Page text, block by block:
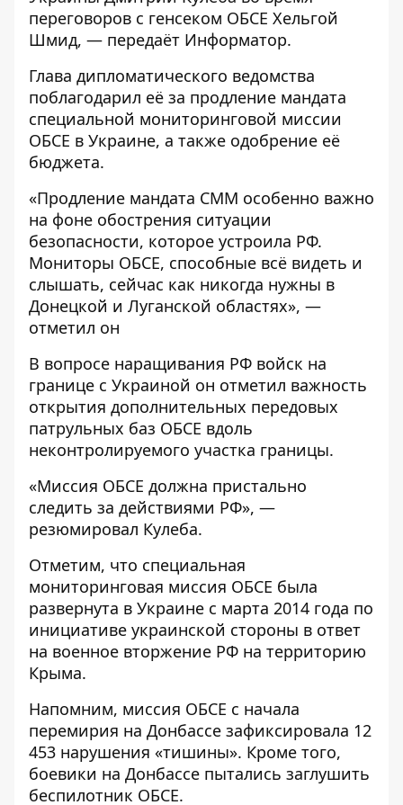
переговоров с генсеком ОБСЕ Хельгой
Шмид, — передаёт Информатор.
Глава дипломатического ведомства
поблагодарил её за продление мандата
специальной мониторинговой миссии
ОБСЕ в Украине, а также одобрение её
бюджета.
«Продление мандата СММ особенно важно
на фоне обострения ситуации
безопасности, которое устроила РФ.
Мониторы ОБСЕ, способные всё видеть и
слышать, сейчас как никогда нужны в
Донецкой и Луганской областях», —
отметил он
В вопросе наращивания РФ войск на
границе с Украиной он отметил важность
открытия дополнительных передовых
патрульных баз ОБСЕ вдоль
неконтролируемого участка границы.
«Миссия ОБСЕ должна пристально
следить за действиями РФ», —
резюмировал Кулеба.
Отметим, что специальная
мониторинговая миссия ОБСЕ была
развернута в Украине с марта 2014 года по
инициативе украинской стороны в ответ
на военное вторжение РФ на территорию
Крыма.
Напомним, миссия ОБСЕ с начала
перемирия на Донбассе зафиксировала 12
453 нарушения «тишины». Кроме того,
боевики на Донбассе пытались заглушить
беспилотник ОБСЕ.